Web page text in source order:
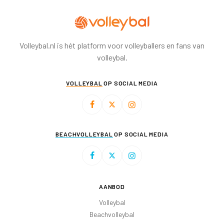
Volleybal.nl is hét platform voor volleyballers en fans van
volleybal.
VOLLEYBAL OP SOCIAL MEDIA
BEACHVOLLEYBAL OP SOCIAL MEDIA
AANBOD
Volleybal
Beachvolleybal